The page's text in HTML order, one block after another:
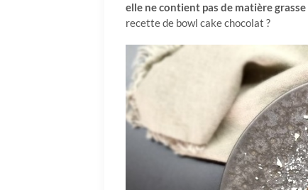
elle ne contient pas de matière grasse
recette de bowl cake chocolat ?